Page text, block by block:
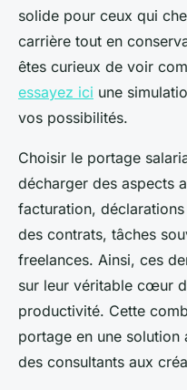
solide pour ceux qui
carrière tout en
êtes curieux de voir
essayez ici une
vos possibilités.
Choisir le portage
décharger des aspects
facturation,
des contrats, tâches
freelances. Ainsi, ces
sur leur véritable cœur
productivité. Cette
portage en une
des consultants aux